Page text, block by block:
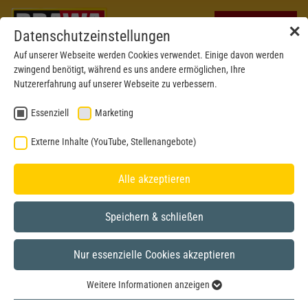
CURRENT DELIVERIES
JUNE 2025
✕
Datenschutzeinstellungen
Auf unserer Webseite werden Cookies verwendet. Einige davon werden
zwingend benötigt, während es uns andere ermöglichen, Ihre
Nutzererfahrung auf unserer Webseite zu verbessern.
Essenziell Marketing
Externe Inhalte (YouTube, Stellenangebote)
Alle akzeptieren
Speichern & schließen
Nur essenzielle Cookies akzeptieren
Weitere Informationen anzeigen